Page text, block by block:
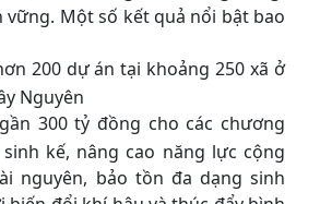
vững. Một số kết quả nổi bật bao
200 dự án tại khoảng 250 xã ở
Nguyên
300 tỷ đồng cho các chương
kế, nâng cao năng lực cộng
nguyên, bảo tồn đa dạng sinh